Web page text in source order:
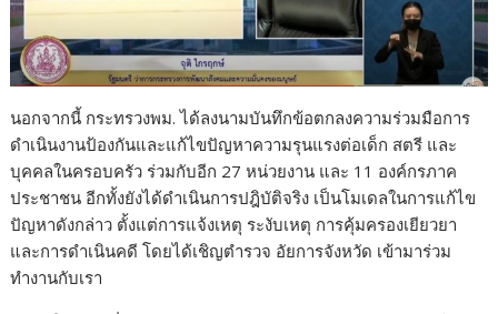
นอกจากนี้ กระทรวงพม. ได้ลงนามบันทึกข้อตกลงความร่วมมือการ
ดำเนินงานป้องกันและแก้ไขปัญหาความรุนแรงต่อเด็ก สตรี และ
บุคคลในครอบครัว ร่วมกับอีก 27 หน่วยงาน และ 11 องค์กรภาค
ประชาชน อีกทั้งยังได้ดำเนินการปฎิบัติจริง เป็นโมเดลในการแก้ไข
ปัญหาดังกล่าว ตั้งแต่การแจ้งเหตุ ระงับเหตุ การคุ้มครองเยียวยา
และการดำเนินคดี โดยได้เชิญตำรวจ อัยการจังหวัด เข้ามาร่วม
ทำงานกับเรา